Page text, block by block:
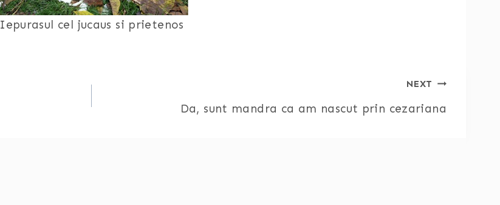
Iepurasul cel jucaus si prietenos
NEXT
Da, sunt mandra ca am nascut prin cezariana